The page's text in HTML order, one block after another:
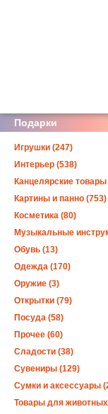
Подарки
Игрушки (247)
Интерьер (538)
Канцелярские товары
Картины и панно (753)
Косметика (80)
Музыкальные
Обувь (13)
Одежда (170)
Оружие (3)
Открытки (79)
Посуда (58)
Прочее (60)
Сладости (38)
Сувениры (129)
Сумки и аксессуары
Товары для